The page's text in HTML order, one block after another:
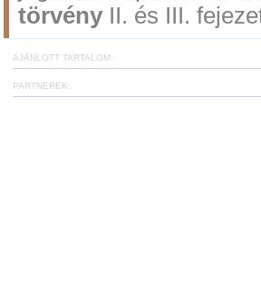
törvény II. és III.
AJÁNLOTT TARTALOM:
PARTNEREK: